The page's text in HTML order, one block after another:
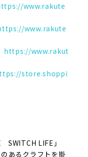
www.rakute
www.rakute
https://www.rakut
store.shoppi
SWITCH LIFE」
あるクラフトを掛